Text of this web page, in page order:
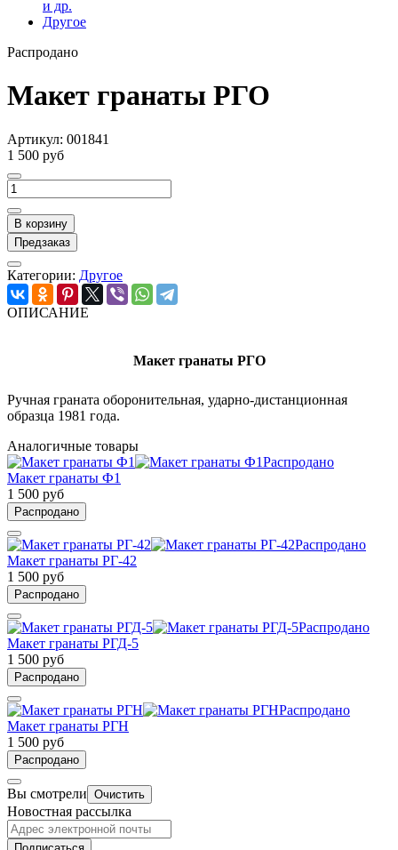
и др.
Другое
Распродано
Макет гранаты РГО
Артикул: 001841
1 500 руб
В корзину
Предзаказ
Категории: Другое
ОПИСАНИЕ
Макет гранаты РГО
Ручная граната оборонительная, ударно-дистанционная
образца 1981 года.
Аналогичные товары
Распродано
Макет гранаты Ф1
1 500 руб
Распродано
Распродано
Макет гранаты РГ-42
1 500 руб
Распродано
Распродано
Макет гранаты РГД-5
1 500 руб
Распродано
Распродано
Макет гранаты РГН
1 500 руб
Распродано
Вы смотрели Очистить
Новостная рассылка